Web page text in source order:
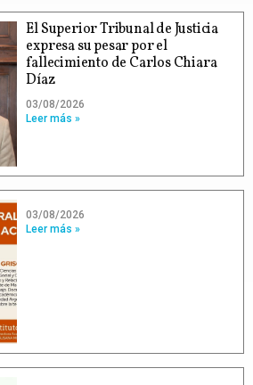
El Superior Tribunal de Justicia
expresa su pesar por el
fallecimiento de Carlos Chiara
Díaz
03/08/2026
Leer más »
03/08/2026
Leer más »